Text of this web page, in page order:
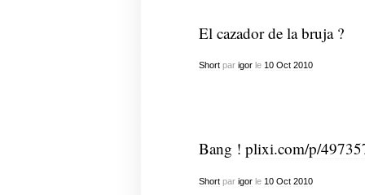
El cazador de la bruja ?
Shortpar igorle 10 Oct 2010
Bang ! plixi.com/p/
Shortpar igorle 10 Oct 2010